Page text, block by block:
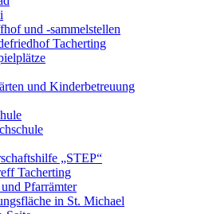
und -sammelstellen
Tacherting
und Kinderbetreuung
„STEP“
Tacherting
Pfarrämter
in St. Michael